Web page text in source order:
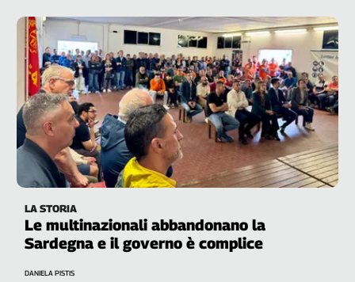
Territori
Abruzzo-
Molise
Alto
Adige
Basilicata
Calabria
Campania
Emilia-
Friuli
Venezia
Lazio
produzione globale”, ha detto il segretario generale della Cgil
sarda
LA STORIA
Le multinazionali abbandonano la
Sardegna e il governo è complice
DANIELA PISTIS